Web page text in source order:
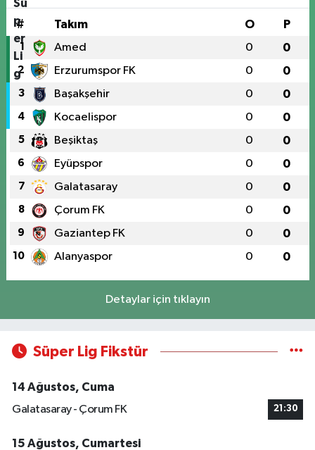
# Takım O P
1 Amed 0 0
2 Erzurumspor FK 0 0
3 Başakşehir 0 0
4 Kocaelispor 0 0
5 Beşiktaş 0 0
6 Eyüpspor 0 0
7 Galatasaray 0 0
8 Çorum FK 0 0
9 Gaziantep FK 0 0
10 Alanyaspor 0 0
Detaylar için tıklayın
Süper Lig Fikstür
14 Ağustos, Cuma
Galatasaray - Çorum FK
21:30
15 Ağustos, Cumartesi